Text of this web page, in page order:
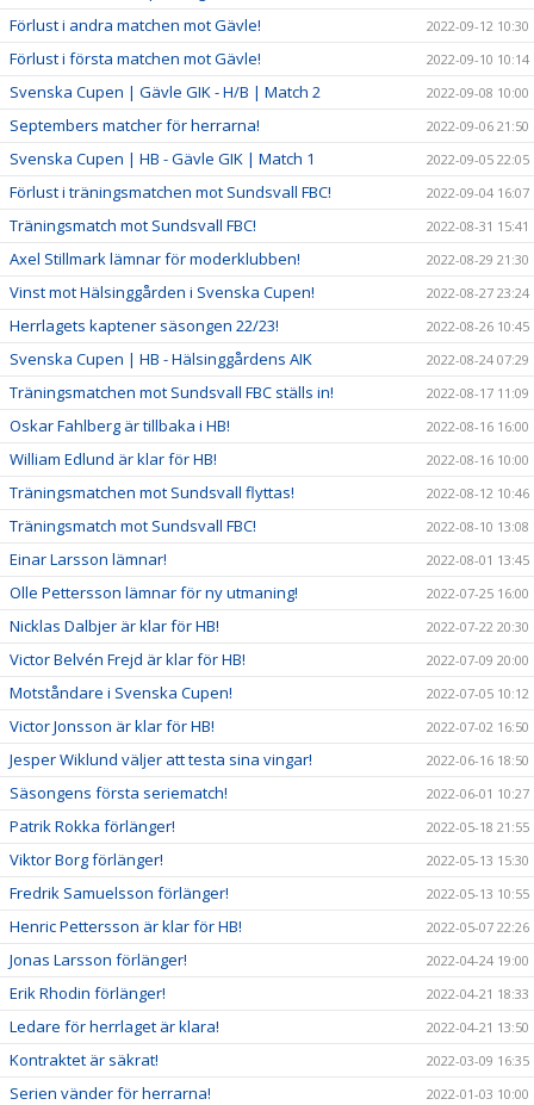
Förlust i andra matchen mot Gävle! 2022-09-12 10:30
Förlust i första matchen mot Gävle! 2022-09-10 10:14
Svenska Cupen | Gävle GIK - H/B | Match 2 2022-09-08 10:00
Septembers matcher för herrarna! 2022-09-06 21:50
Svenska Cupen | HB - Gävle GIK | Match 1 2022-09-05 22:05
Förlust i träningsmatchen mot Sundsvall FBC! 2022-09-04 16:07
Träningsmatch mot Sundsvall FBC! 2022-08-31 15:41
Axel Stillmark lämnar för moderklubben! 2022-08-29 21:30
Vinst mot Hälsinggården i Svenska Cupen! 2022-08-27 23:24
Herrlagets kaptener säsongen 22/23! 2022-08-26 10:45
Svenska Cupen | HB - Hälsinggårdens AIK 2022-08-24 07:29
Träningsmatchen mot Sundsvall FBC ställs in! 2022-08-17 11:09
Oskar Fahlberg är tillbaka i HB! 2022-08-16 16:00
William Edlund är klar för HB! 2022-08-16 10:00
Träningsmatchen mot Sundsvall flyttas! 2022-08-12 10:46
Träningsmatch mot Sundsvall FBC! 2022-08-10 13:08
Einar Larsson lämnar! 2022-08-01 13:45
Olle Pettersson lämnar för ny utmaning! 2022-07-25 16:00
Nicklas Dalbjer är klar för HB! 2022-07-22 20:30
Victor Belvén Frejd är klar för HB! 2022-07-09 20:00
Motståndare i Svenska Cupen! 2022-07-05 10:12
Victor Jonsson är klar för HB! 2022-07-02 16:50
Jesper Wiklund väljer att testa sina vingar! 2022-06-16 18:50
Säsongens första seriematch! 2022-06-01 10:27
Patrik Rokka förlänger! 2022-05-18 21:55
Viktor Borg förlänger! 2022-05-13 15:30
Fredrik Samuelsson förlänger! 2022-05-13 10:55
Henric Pettersson är klar för HB! 2022-05-07 22:26
Jonas Larsson förlänger! 2022-04-24 19:00
Erik Rhodin förlänger! 2022-04-21 18:33
Ledare för herrlaget är klara! 2022-04-21 13:50
Kontraktet är säkrat! 2022-03-09 16:35
Serien vänder för herrarna! 2022-01-03 10:00